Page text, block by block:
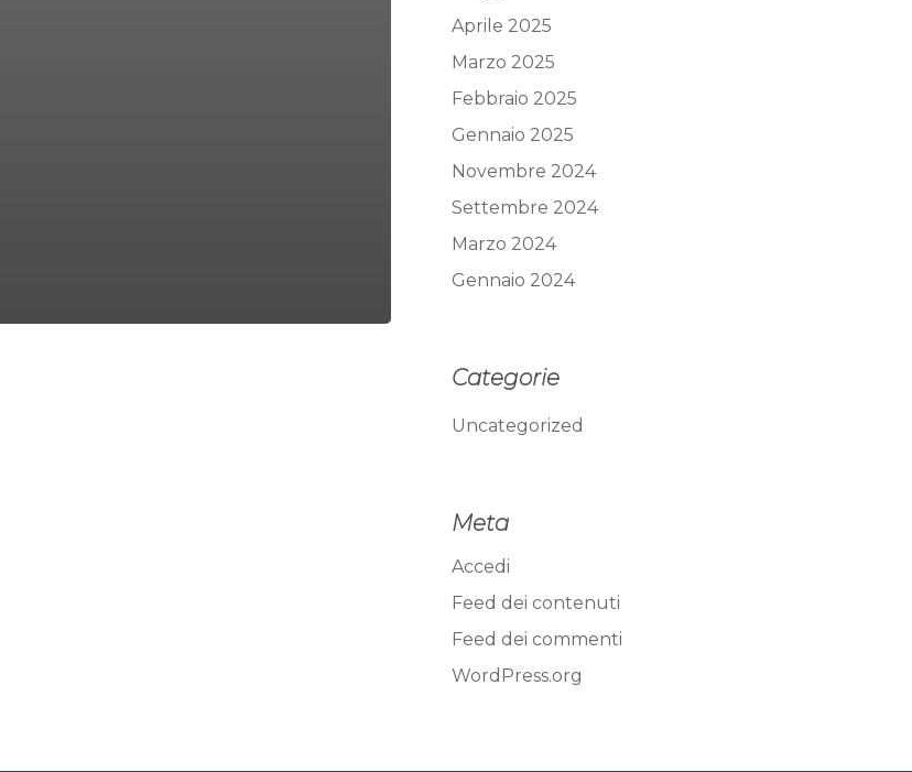
Aprile 2025
Marzo 2025
Febbraio 2025
Gennaio 2025
Novembre 2024
Settembre 2024
Marzo 2024
Gennaio 2024
Categorie
Uncategorized
Meta
Accedi
Feed dei contenuti
Feed dei commenti
WordPress.org